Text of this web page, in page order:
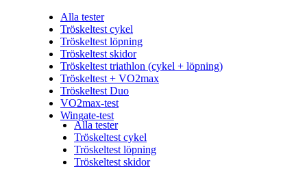
Alla tester
Tröskeltest cykel
Tröskeltest löpning
Tröskeltest skidor
Tröskeltest triathlon (cykel + löpning)
Tröskeltest + VO2max
Tröskeltest Duo
VO2max-test
Wingate-test
Alla tester
Tröskeltest cykel
Tröskeltest löpning
Tröskeltest skidor